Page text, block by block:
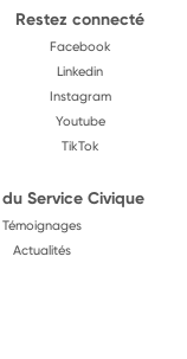
Restez connecté
Facebook
Linkedin
Instagram
Youtube
TikTok
du Service Civique
Témoignages
Actualités